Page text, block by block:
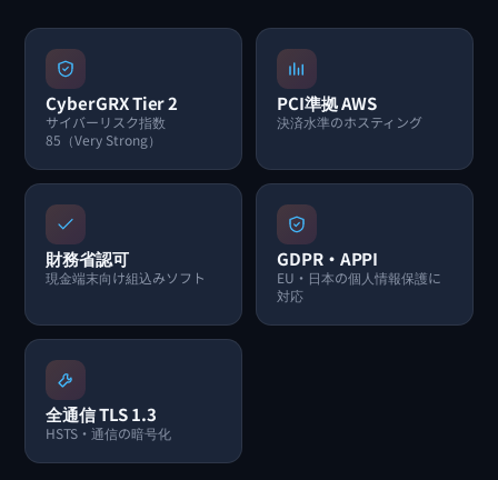
CyberGRX Tier 2
サイバーリスク指数
85（Very Strong）
PCI準拠 AWS
決済水準のホスティング
財務省認可
現金端末向け組込みソフト
GDPR・APPI
EU・日本の個人情報保護に
対応
全通信 TLS 1.3
HSTS・通信の暗号化